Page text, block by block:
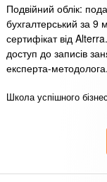
Подвійний облік:
бухгалтерський за 9
сертифікат від
доступ до записів
експерта-методолога.
Школа успішного